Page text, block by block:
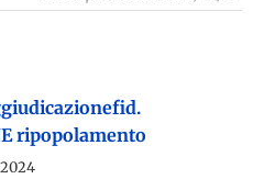
ripopolamento